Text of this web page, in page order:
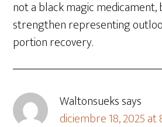
not a black magic medicament,
strengthen representing
portion recovery.
Waltonsuekssays
diciembre 18, 2025 at